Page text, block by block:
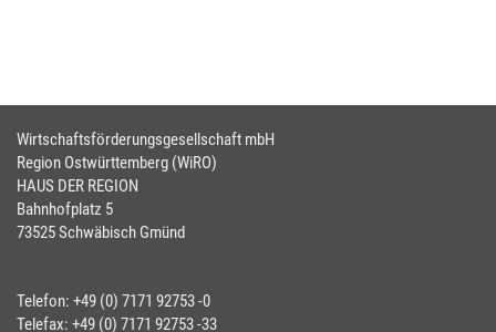
Wirtschaftsförderungsgesellschaft mbH
Region Ostwürttemberg (WiRO)
HAUS DER REGION
Bahnhofplatz 5
73525 Schwäbisch Gmünd
Telefon: +49 (0) 7171 92753 -0
Telefax: +49 (0) 7171 92753 -33